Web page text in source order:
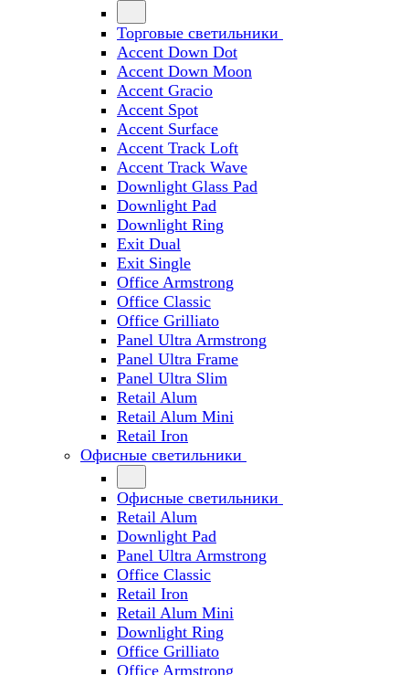
Торговые светильники
Accent Down Dot
Accent Down Moon
Accent Gracio
Accent Spot
Accent Surface
Accent Track Loft
Accent Track Wave
Downlight Glass Pad
Downlight Pad
Downlight Ring
Exit Dual
Exit Single
Office Armstrong
Office Classic
Office Grilliato
Panel Ultra Armstrong
Panel Ultra Frame
Panel Ultra Slim
Retail Alum
Retail Alum Mini
Retail Iron
Офисные светильники
Офисные светильники
Retail Alum
Downlight Pad
Panel Ultra Armstrong
Office Classic
Retail Iron
Retail Alum Mini
Downlight Ring
Office Grilliato
Office Armstrong